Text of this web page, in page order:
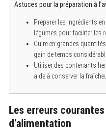
Astuces pour la préparation à
Préparer les ingrédients
légumes pour faciliter les
Cuire en grandes
gain de temps
Utiliser des contenants
aide à conserver la
Les erreurs
d’alimentation
e
a
r
h
o
: